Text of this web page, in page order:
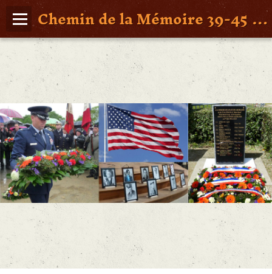
Chemin de la Mémoire 39-45 en Pays de Retz
Page d'accueil
Agenda
Album Photos
Vidéos
Poche St Nazaire
Contact
FAITS DE GUERRE
Figures Marquantes